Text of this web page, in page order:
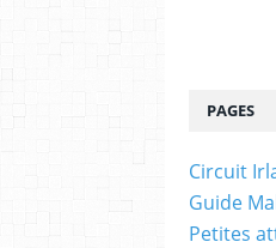
PAGES
Circuit
Guide
Petites